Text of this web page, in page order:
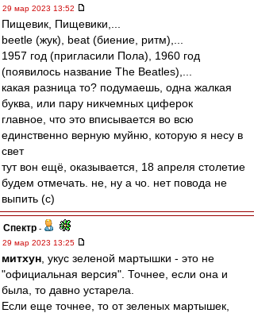
29 мар 2023 13:52
Пищевик, Пищевики,...
beetle (жук), beat (биение, ритм),...
1957 год (пригласили Пола), 1960 год
(появилось название The Beatles),...
какая разница то? подумаешь, одна жалкая
буква, или пару никчемных циферок
главное, что это вписывается во всю
единственно верную муйню, которую я несу в
свет
тут вон ещё, оказывается, 18 апреля столетие
будем отмечать. не, ну а чо. нет повода не
выпить (с)
Спектр -
29 мар 2023 13:25
митхун , укус зеленой мартышки - это не
"официальная версия". Точнее, если она и
была, то давно устарела.
Если еще точнее, то от зеленых мартышек,